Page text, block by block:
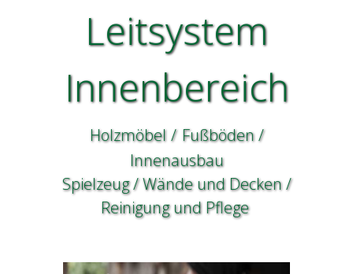
Leitsystem
Innenbereich
Holzmöbel / Fußböden /
Innenausbau
Spielzeug / Wände und Decken /
Reinigung und Pflege